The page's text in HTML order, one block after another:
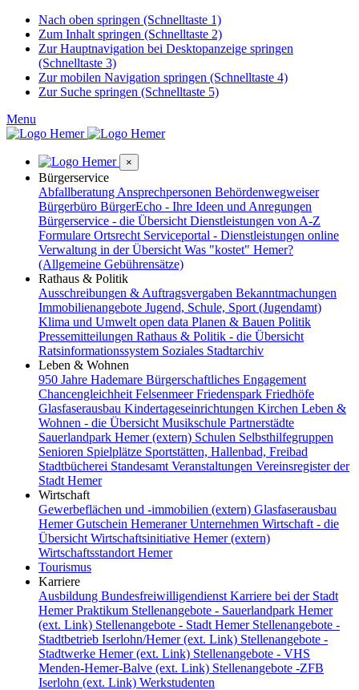
Nach oben springen (Schnelltaste 1)
Zum Inhalt springen (Schnelltaste 2)
Zur Hauptnavigation bei Desktopanzeige springen
(Schnelltaste 3)
Zur mobilen Navigation springen (Schnelltaste 4)
Zur Suche springen (Schnelltaste 5)
Menu
×
Bürgerservice
Abfallberatung Ansprechpersonen Behördenwegweiser
Bürgerbüro BürgerEcho - Ihre Ideen und Anregungen
Bürgerservice - die Übersicht Dienstleistungen von A-Z
Formulare Ortsrecht Serviceportal - Dienstleistungen online
Verwaltung in der Übersicht Was "kostet" Hemer?
(Allgemeine Gebührensätze)
Rathaus & Politik
Ausschreibungen & Auftragsvergaben Bekanntmachungen
Immobilienangebote Jugend, Schule, Sport (Jugendamt)
Klima und Umwelt open data Planen & Bauen Politik
Pressemitteilungen Rathaus & Politik - die Übersicht
Ratsinformationssystem Soziales Stadtarchiv
Leben & Wohnen
950 Jahre Hademare Bürgerschaftliches Engagement
Chancengleichheit FelsenmeerFriedenspark Friedhöfe
Glasfaserausbau Kindertageseinrichtungen Kirchen Leben &
Wohnen - die Übersicht Musikschule Partnerstädte
Sauerlandpark Hemer (extern) Schulen Selbsthilfegruppen
Senioren Spielplätze Sportstätten, Hallenbad, Freibad
Stadtbücherei Standesamt Veranstaltungen Vereinsregister der
Stadt Hemer
Wirtschaft
Gewerbeflächen und -immobilien (extern) Glasfaserausbau
Hemer Gutschein Hemeraner Unternehmen Wirtschaft - die
Übersicht Wirtschaftsinitiative Hemer (extern)
Wirtschaftsstandort Hemer
Tourismus
Karriere
Ausbildung Bundesfreiwilligendienst Karriere bei der Stadt
HemerPraktikum Stellenangebote - Sauerlandpark Hemer
(ext. Link) Stellenangebote - Stadt Hemer Stellenangebote -
Stadtbetrieb Iserlohn/Hemer (ext. Link) Stellenangebote -
Stadtwerke Hemer (ext. Link) Stellenangebote - VHS
Menden-Hemer-Balve (ext. Link) Stellenangebote -ZFB
Iserlohn (ext. Link) Werkstudenten